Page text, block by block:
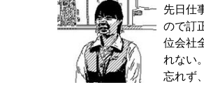
先日仕
ので訂
位会社
れない
忘れず